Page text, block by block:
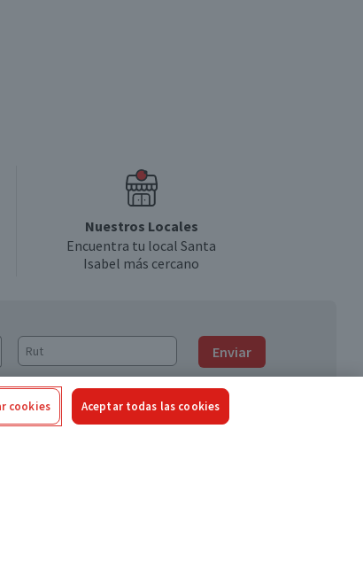
Nuestros Locales
Encuentra tu local Santa
Isabel más cercano
Enviar
cookies Aceptar todas las cookies